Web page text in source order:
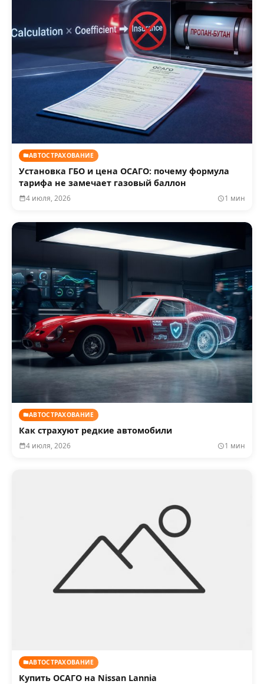
АВТОСТРАХОВАНИЕ
Установка ГБО и цена ОСАГО: почему формула
тарифа не замечает газовый баллон
4 июля, 2026 1 мин
АВТОСТРАХОВАНИЕ
Как страхуют редкие автомобили
4 июля, 2026 1 мин
АВТОСТРАХОВАНИЕ
Купить ОСАГО на Nissan Lannia